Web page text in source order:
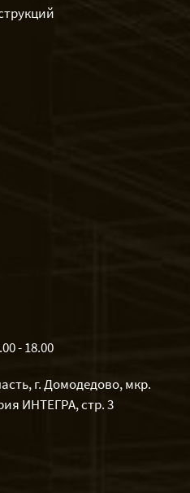
- 18.00
г. Домодедово, мкр.
ИНТЕГРА, стр. 3